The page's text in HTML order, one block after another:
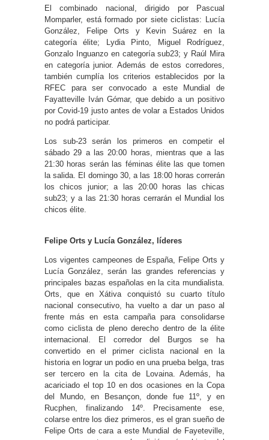
El combinado nacional, dirigido por Pascual
Momparler, está formado por siete ciclistas: Lucía
González, Felipe Orts y Kevin Suárez en la
categoría élite; Lydia Pinto, Miguel Rodríguez,
Gonzalo Inguanzo en categoría sub23; y Raúl Mira
en categoría junior. Además de estos corredores,
también cumplía los criterios establecidos por la
RFEC para ser convocado a este Mundial de
Fayatteville Iván Gómar, que debido a un positivo
por Covid-19 justo antes de volar a Estados Unidos
no podrá participar.
Los sub-23 serán los primeros en competir el
sábado 29 a las 20:00 horas, mientras que a las
21:30 horas serán las féminas élite las que tomen
la salida. El domingo 30, a las 18:00 horas correrán
los chicos junior; a las 20:00 horas las chicas
sub23; y a las 21:30 horas cerrarán el Mundial los
chicos élite.
Felipe Orts y Lucía González, líderes
Los vigentes campeones de España, Felipe Orts y
Lucía González, serán las grandes referencias y
principales bazas españolas en la cita mundialista.
Orts, que en Xátiva conquistó su cuarto título
nacional consecutivo, ha vuelto a dar un paso al
frente más en esta campaña para consolidarse
como ciclista de pleno derecho dentro de la élite
internacional. El corredor del Burgos se ha
convertido en el primer ciclista nacional en la
historia en lograr un podio en una prueba belga, tras
ser tercero en la cita de Lovaina. Además, ha
acariciado el top 10 en dos ocasiones en la Copa
del Mundo, en Besançon, donde fue 11º, y en
Rucphen, finalizando 14º. Precisamente ese,
colarse entre los diez primeros, es el gran sueño de
Felipe Orts de cara a este Mundial de Fayeteville,